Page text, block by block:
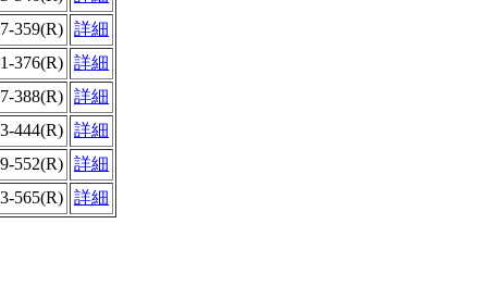
359(R) 詳細
376(R) 詳細
388(R) 詳細
444(R) 詳細
552(R) 詳細
565(R) 詳細